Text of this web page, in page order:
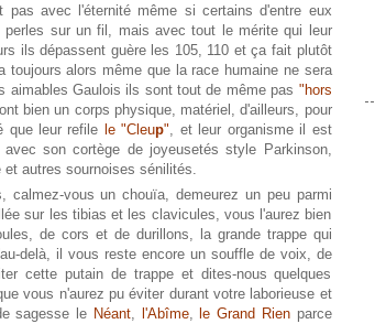
avec l'éternité même si certains d'entre eux
sur un fil, mais avec tout le mérite qui leur
ils dépassent guère les 105, 110 et ça fait plutôt
toujours alors même que la race humaine ne sera
aimables Gaulois ils sont tout de même pas "hors
bien un corps physique, matériel, d'ailleurs, pour
que leur refile le "Cleup", et leur organisme il est
son cortège de joyeusetés style Parkinson,
autres sournoises sénilités.
vous un chouïa, demeurez un peu parmi
sur les tibias et les clavicules, vous l'aurez bien
de cors et de durillons, la grande trappe qui
delà, il vous reste encore un souffle de voix, de
cette putain de trappe et dites-nous quelques
vous n'aurez pu éviter durant votre laborieuse et
sagesse le Néant, l'Abîme, le Grand Rienparce